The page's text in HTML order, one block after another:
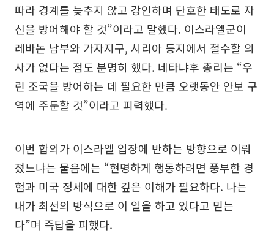
따라 경계를 늦추지 않고 강인하며 단호한 태도로 자
신을 방어해야 할 것”이라고 말했다. 이스라엘군이
레바논 남부와 가자지구, 시리아 등지에서 철수할 의
사가 없다는 점도 분명히 했다. 네타냐후 총리는 “우
린 조국을 방어하는 데 필요한 만큼 오랫동안 안보 구
역에 주둔할 것”이라고 피력했다.
이번 합의가 이스라엘 입장에 반하는 방향으로 이뤄
졌느냐는 물음에는 “현명하게 행동하려면 풍부한 경
험과 미국 정세에 대한 깊은 이해가 필요하다. 나는
내가 최선의 방식으로 이 일을 하고 있다고 믿는
다”며 즉답을 피했다.